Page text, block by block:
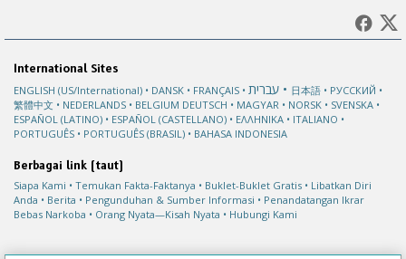
International Sites
ENGLISH (US/International)
DANSK FRANÇAIS עברית 日本語
РУССКИЙ
繁體中文
NEDERLANDS BELGIUM DEUTSCH MAGYAR NORSK
SVENSKA
ESPAÑOL (LATINO)
ESPAÑOL (CASTELLANO) ΕΛΛΗΝΙΚA
ITALIANO
PORTUGUÊS
PORTUGUÊS (BRASIL) BAHASA INDONESIA
Berbagai link (taut)
Siapa Kami
Temukan Fakta-Faktanya Buklet-Buklet Gratis
Libatkan Diri
Anda
Berita Pengunduhan & Sumber Informasi
Penandatangan Ikrar
Bebas Narkoba
Orang Nyata—Kisah Nyata Hubungi Kami